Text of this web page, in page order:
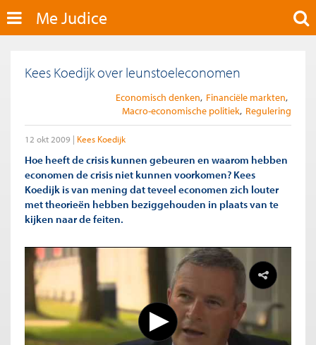
Me Judice
Kees Koedijk over leunstoeleconomen
Economisch denken Financiële markten
Macro-economische politiek Regulering
12 okt 2009 Kees Koedijk
Hoe heeft de crisis kunnen gebeuren en waarom hebben
economen de crisis niet kunnen voorkomen? Kees
Koedijk is van mening dat teveel economen zich louter
met theorieën hebben beziggehouden in plaats van te
kijken naar de feiten.